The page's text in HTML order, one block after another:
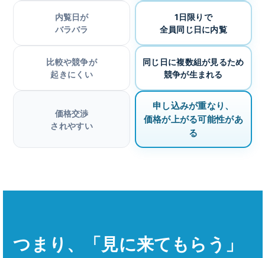
内覧日が
バラバラ
1日限りで
全員同じ日に内覧
比較や競争が
起きにくい
同じ日に複数組が見るため
競争が生まれる
価格交渉
されやすい
申し込みが重なり、
価格が上がる可能性があ
る
つまり、「見に来てもらう」